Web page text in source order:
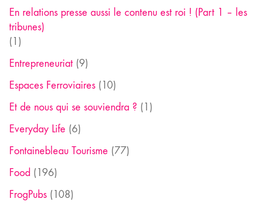
En relations presse aussi le contenu est roi ! (Part 1 – les
tribunes)
(1)
Entrepreneuriat (9)
Espaces Ferroviaires (10)
Et de nous qui se souviendra ? (1)
Everyday Life (6)
Fontainebleau Tourisme (77)
Food (196)
FrogPubs (108)